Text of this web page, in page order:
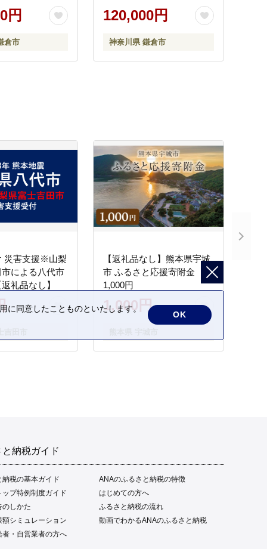
記念日
気 おすすめ レ
鎌倉
円
倉市
トビーフ お肉 にく 牛肉 人
気 おすすめ お食事券 レス
日ディナー プレゼント ギ
フト券 グルメ 送料無料 鎌
120,000円
神奈川県 鎌倉市
災害支援※山梨
による八代市
礼品なし】
【返礼品なし】熊本県宇城
市 ふるさと応援寄附金
1,000円
1,000円
納税ガイド
納税の基本ガイド
ANAのふるさと納税の特徴
ップ特例制度ガイド
はじめての方へ
のしかた
ふるさと納税の流れ
額シミュレーション
動画でわかるANAのふるさと納税
者・自営業者の方へ
に同意したことものといたします。
OK